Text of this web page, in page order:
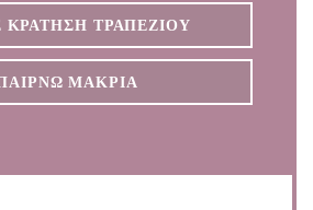
ΚΡΆΤΗΣΗ ΤΡΑΠΕΖΙΟΎ
ΜΑΚΡΙΆ